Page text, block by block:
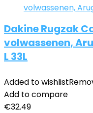
Dakine Rugzak
volwassenen,
L 33L
Added to wishlist
Add to compare
€32.49